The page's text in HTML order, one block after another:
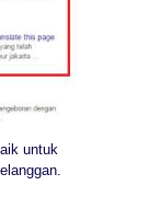
untuk